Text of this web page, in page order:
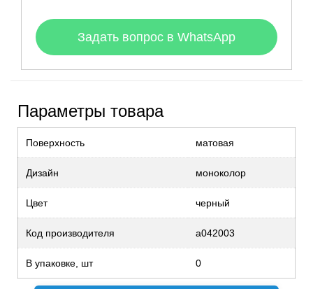
Задать вопрос в WhatsApp
Параметры товара
Поверхность матовая
Дизайн моноколор
Цвет черный
Код производителя a042003
В упаковке, шт 0